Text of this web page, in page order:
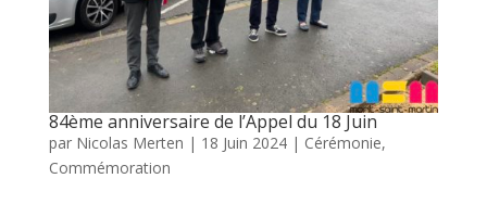
84ème anniversaire de l’Appel du 18 Juin
par Nicolas Merten | 18 Juin 2024| Cérémonie,
Commémoration